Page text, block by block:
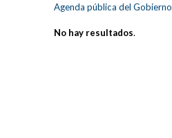
Agenda pública del Gobierno
No hay resultados.